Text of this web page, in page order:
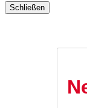
Schließen